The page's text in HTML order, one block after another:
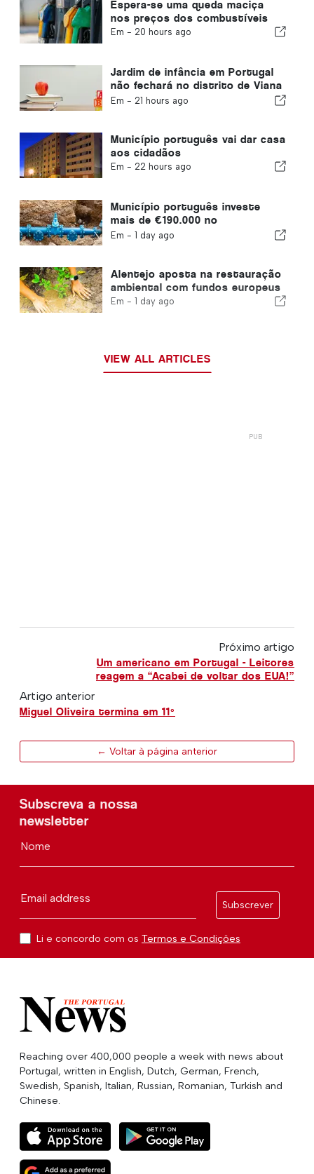
Espera-se uma queda maciça
nos preços dos combustíveis
Em - 20 hours ago
Jardim de infância em Portugal
não fechará no distrito de Viana
do Castelo
Em - 21 hours ago
Município português vai dar casa
aos cidadãos
Em - 22 hours ago
Município português investe
mais de €190.000 no
abastecimento de água
Em - 1 day ago
Alentejo aposta na restauração
ambiental com fundos europeus
Em - 1 day ago
VIEW ALL ARTICLES
Próximo artigo
Um americano em Portugal - Leitores
reagem a “Acabei de voltar dos EUA!”
Artigo anterior
Miguel Oliveira termina em 11º
← Voltar à página anterior
Subscreva a nossa
newsletter
Nome
Email address
Subscrever
Li e concordo com os Termos e Condições
Reaching over 400,000 people a week with news about
Portugal, written in English, Dutch, German, French,
Swedish, Spanish, Italian, Russian, Romanian, Turkish and
Chinese.